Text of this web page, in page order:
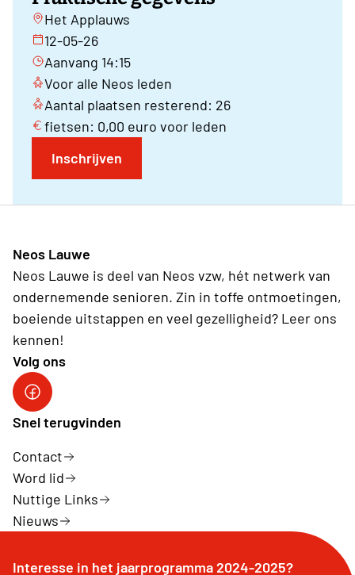
Het Applauws
12-05-26
Aanvang 14:15
Voor alle Neos leden
Aantal plaatsen resterend: 26
fietsen: 0,00 euro voor leden
Inschrijven
Neos Lauwe
Neos Lauwe is deel van Neos vzw, hét netwerk van
ondernemende senioren. Zin in toffe ontmoetingen,
boeiende uitstappen en veel gezelligheid? Leer ons
kennen!
Volg ons
Facebook Neos Lauwe
Snel terugvinden
Contact
Word lid
Nuttige Links
Nieuws
Interesse in het jaarprogramma 2024-2025?